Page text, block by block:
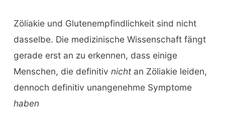
Zöliakie und Glutenempfindlichkeit sind nicht
dasselbe. Die medizinische Wissenschaft fängt
gerade erst an zu erkennen, dass einige
Menschen, die definitiv nichtan Zöliakie leiden,
dennoch definitiv unangenehme Symptome
haben